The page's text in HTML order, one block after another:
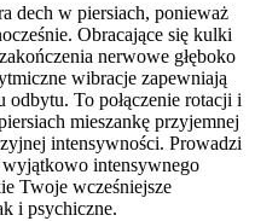
dech w piersiach, ponieważ
Obracające się kulki
nerwowe głęboko
wibracje zapewniają
odbytu. To połączenie rotacji i
mieszankę przyjemnej
intensywności. Prowadzi
wyjątkowo intensywnego
Twoje wcześniejsze
i psychiczne.